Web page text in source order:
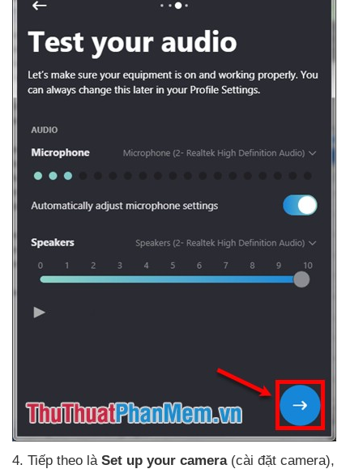
4. Tiếp theo là Set up your camera (cài đặt camera),